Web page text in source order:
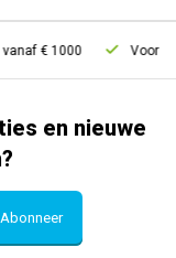
€ 1000 Voor 21u
en nieuwe
Abonneer